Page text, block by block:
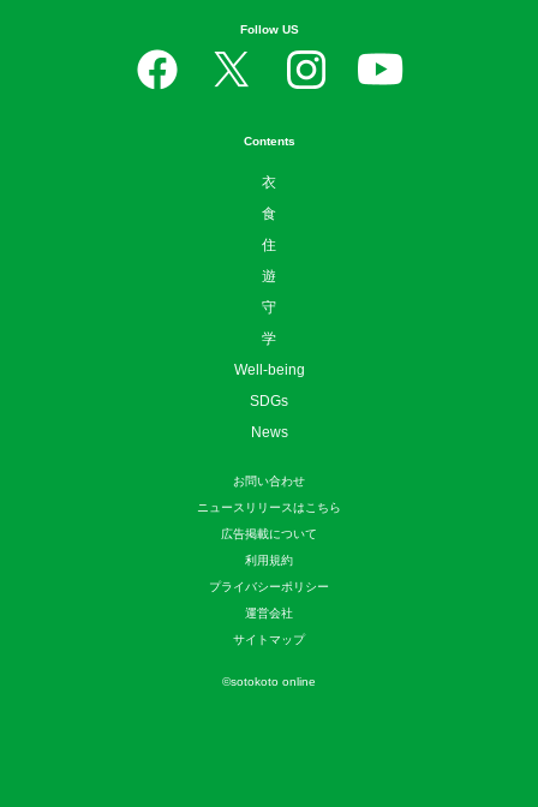
Follow US
Contents
衣
食
住
遊
守
学
Well-being
SDGs
News
お問い合わせ
ニュースリリースはこちら
広告掲載について
利用規約
プライバシーポリシー
運営会社
サイトマップ
©sotokoto online